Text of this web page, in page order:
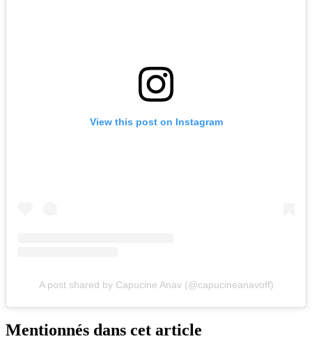
View this post on Instagram
A post shared by Capucine Anav (@capucineanavoff)
Mentionnés dans cet article